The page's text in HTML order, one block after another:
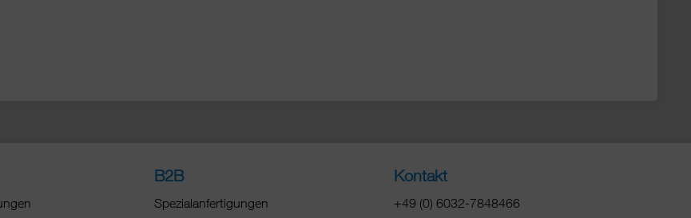
B2B
Spezialanfertigungen
Kontakt
+49 (0) 6032-7848466